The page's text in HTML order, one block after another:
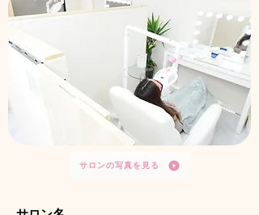
サロンの写真を見る